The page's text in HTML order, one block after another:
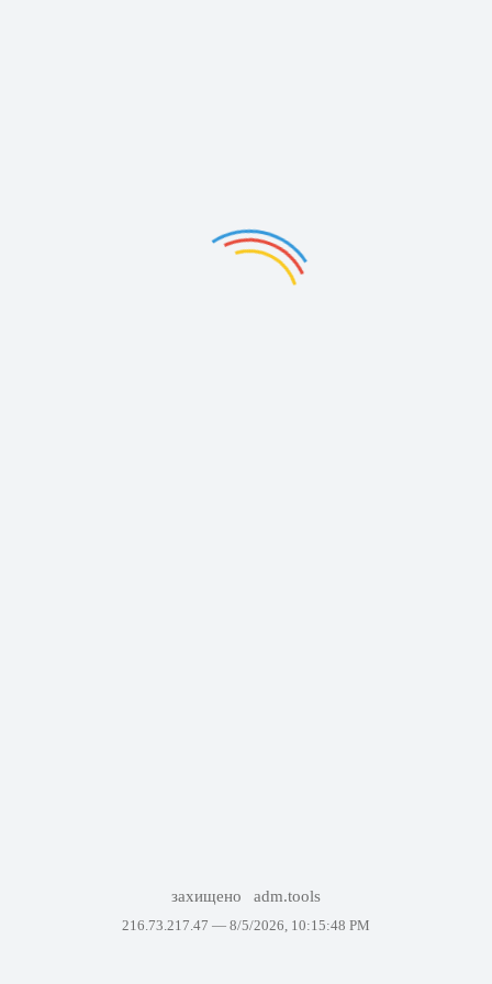
захищено adm.tools
216.73.217.47 — 8/5/2026, 10:15:48 PM